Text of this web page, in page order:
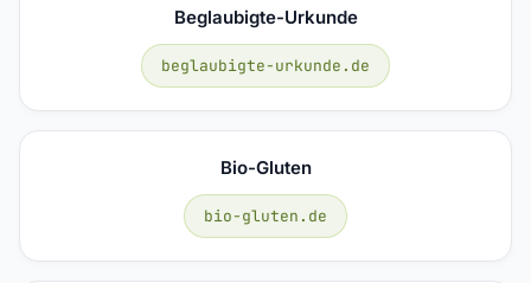
Beglaubigte-Urkunde
beglaubigte-urkunde.de
Bio-Gluten
bio-gluten.de